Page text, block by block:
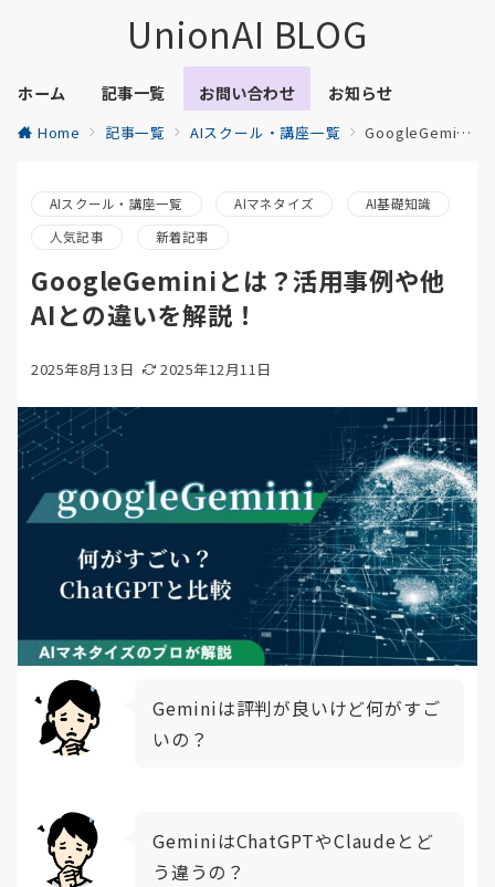
UnionAI BLOG
ホーム 記事一覧 お問い合わせ お知らせ
Home 記事一覧 AIスクール・講座一覧 GoogleGeminiとは？活用事例や他AIとの違いを解説！
AIスクール・講座一覧 AIマネタイズ
AI基礎知識
人気記事
新着記事
GoogleGeminiとは？活用事例や他
AIとの違いを解説！
2025年8月13日 2025年12月11日
Geminiは評判が良いけど何がすご
いの？
GeminiはChatGPTやClaudeとど
う違うの？